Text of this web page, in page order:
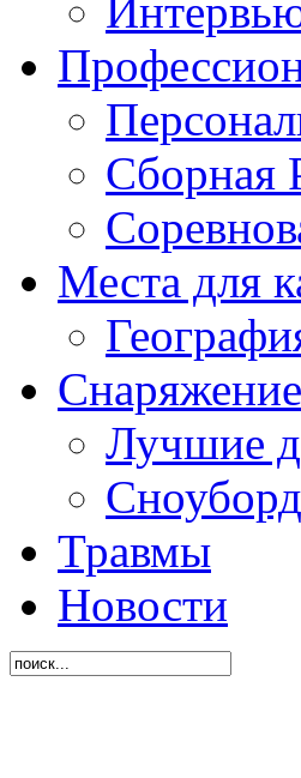
Сборная
Места для
Снаряжение
Лучшие
Травмы
Новости